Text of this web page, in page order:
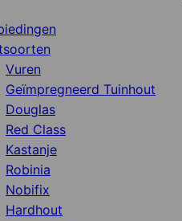
Vuren
Geïmpregneerd Tuinhout
Douglas
Red Class
Kastanje
Robinia
Nobifix
Hardhout